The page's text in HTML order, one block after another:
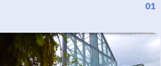
01